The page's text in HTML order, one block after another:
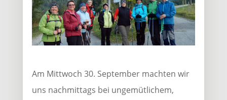
Am Mittwoch 30. September machten wir
uns nachmittags bei ungemütlichem,